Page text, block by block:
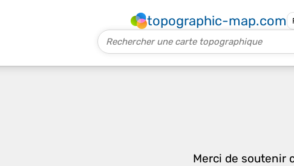
topographic-map.com
Merci de soutenir